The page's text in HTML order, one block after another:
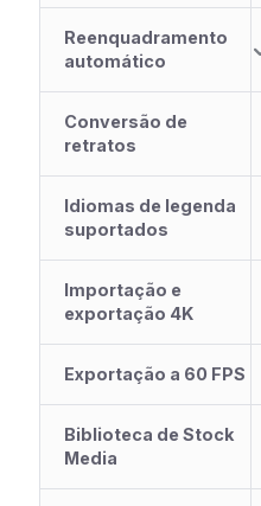
Reenquadramento
automático
Conversão de
retratos
Idiomas de legenda
suportados
Importação e
exportação 4K
Exportação a 60 FPS
Biblioteca de Stock
Media